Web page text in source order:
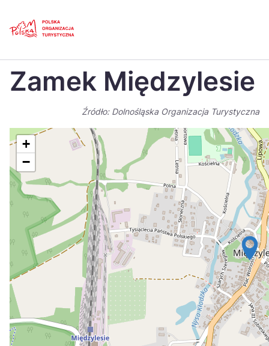
Polski
Español
Italiano
Nederlands 日本
Português
Suomi
Україна
Zamknij
Zamek Międzylesie
Źródło: Dolnośląska Organizacja Turystyczna
+
−